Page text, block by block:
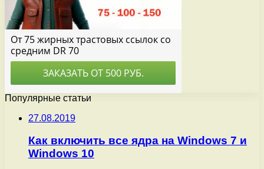
Популярные статьи
27.08.2019
Как включить все ядра на Windows 7 и
Windows 10